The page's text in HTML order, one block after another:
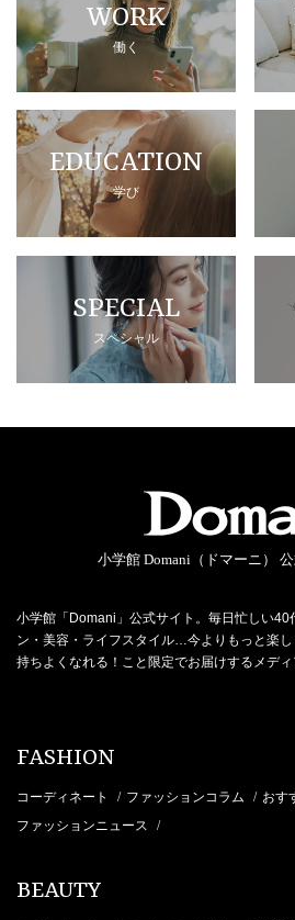
WORK
働く
EDUCATION
学び
SPECIAL
スペシャル
小学館 Domani（ドマーニ）
小学館「Domani」公式サイト。毎日忙しい40
ン・美容・ライフスタイル…今よりもっと楽
持ちよくなれる！こと限定でお届けするメディ
FASHION
コーディネート / ファッションコラム / おす
ファッションニュース /
BEAUTY